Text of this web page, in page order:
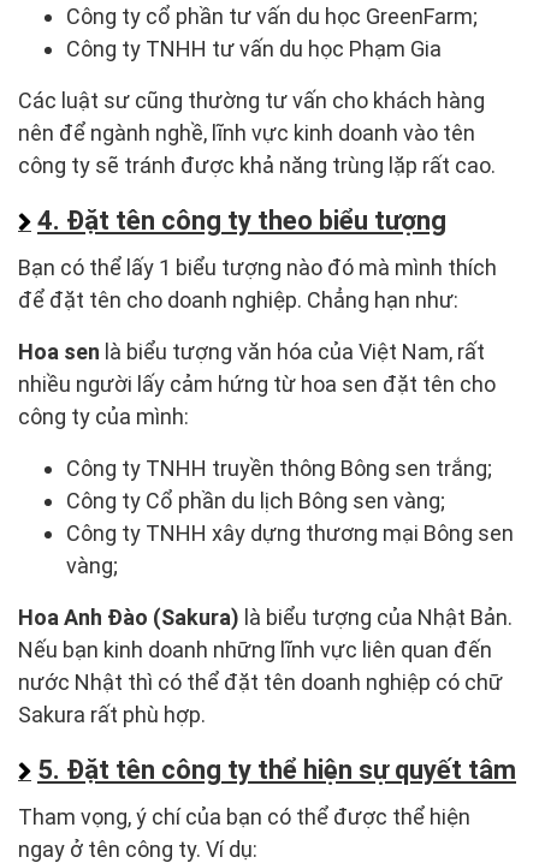
Công ty cổ phần tư vấn du học GreenFarm;
Công ty TNHH tư vấn du học Phạm Gia
Các luật sư cũng thường tư vấn cho khách hàng
nên để ngành nghề, lĩnh vực kinh doanh vào tên
công ty sẽ tránh được khả năng trùng lặp rất cao.
4. Đặt tên công ty theo biểu tượng
Bạn có thể lấy 1 biểu tượng nào đó mà mình thích
để đặt tên cho doanh nghiệp. Chẳng hạn như:
Hoa sen là biểu tượng văn hóa của Việt Nam, rất
nhiều người lấy cảm hứng từ hoa sen đặt tên cho
công ty của mình:
Công ty TNHH truyền thông Bông sen trắng;
Công ty Cổ phần du lịch Bông sen vàng;
Công ty TNHH xây dựng thương mại Bông sen
vàng;
Hoa Anh Đào (Sakura) là biểu tượng của Nhật Bản.
Nếu bạn kinh doanh những lĩnh vực liên quan đến
nước Nhật thì có thể đặt tên doanh nghiệp có chữ
Sakura rất phù hợp.
5. Đặt tên công ty thể hiện sự quyết tâm
Tham vọng, ý chí của bạn có thể được thể hiện
ngay ở tên công ty. Ví dụ: